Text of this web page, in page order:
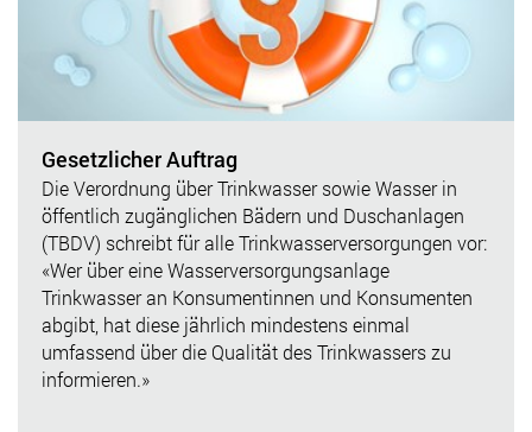
Gesetzlicher Auftrag
Die Verordnung über Trinkwasser sowie Wasser in
öffentlich zugänglichen Bädern und Duschanlagen
(TBDV) schreibt für alle Trinkwasserversorgungen vor:
«Wer über eine Wasserversorgungsanlage
Trinkwasser an Konsumentinnen und Konsumenten
abgibt, hat diese jährlich mindestens einmal
umfassend über die Qualität des Trinkwassers zu
informieren.»